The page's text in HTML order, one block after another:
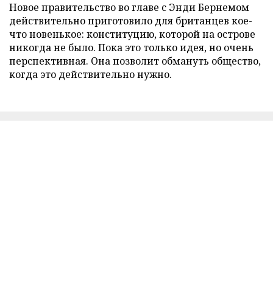
Новое правительство во главе с Энди Бернемом
действительно приготовило для британцев кое-
что новенькое: конституцию, которой на острове
никогда не было. Пока это только идея, но очень
перспективная. Она позволит обмануть общество,
когда это действительно нужно.